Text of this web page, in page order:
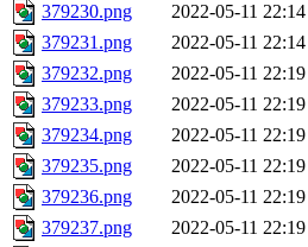
379230.png
2022-05-11 22:14
379231.png
2022-05-11 22:14
379232.png
2022-05-11 22:19
379233.png
2022-05-11 22:19
379234.png
2022-05-11 22:19
379235.png
2022-05-11 22:19
379236.png
2022-05-11 22:19
379237.png
2022-05-11 22:19